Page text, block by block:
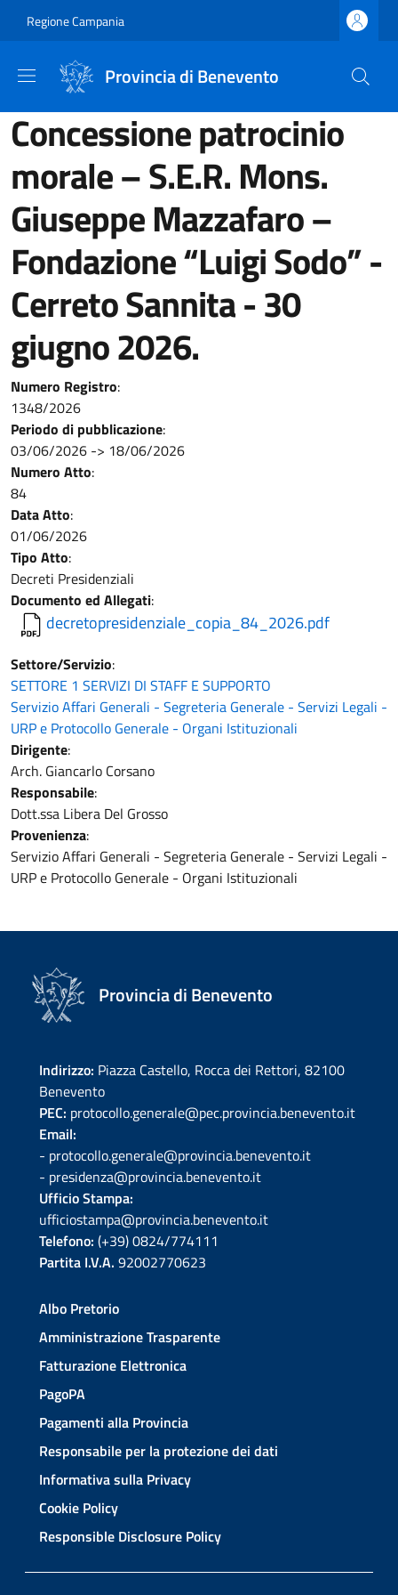
Regione Campania
Provincia di Benevento
Concessione patrocinio
morale – S.E.R. Mons.
Giuseppe Mazzafaro –
Fondazione “Luigi Sodo” -
Cerreto Sannita - 30
giugno 2026.
Numero Registro:
1348/2026
Periodo di pubblicazione:
03/06/2026 -> 18/06/2026
Numero Atto:
84
Data Atto:
01/06/2026
Tipo Atto:
Decreti Presidenziali
Documento ed Allegati:
decretopresidenziale_copia_84_2026.pdf
Settore/Servizio:
SETTORE 1 SERVIZI DI STAFF E SUPPORTO
Servizio Affari Generali - Segreteria Generale - Servizi Legali -
URP e Protocollo Generale - Organi Istituzionali
Dirigente:
Arch. Giancarlo Corsano
Responsabile:
Dott.ssa Libera Del Grosso
Provenienza:
Servizio Affari Generali - Segreteria Generale - Servizi Legali -
URP e Protocollo Generale - Organi Istituzionali
Provincia di Benevento
Indirizzo: Piazza Castello, Rocca dei Rettori, 82100
Benevento
PEC: protocollo.generale@pec.provincia.benevento.it
Email:
- protocollo.generale@provincia.benevento.it
- presidenza@provincia.benevento.it
Ufficio Stampa:
ufficiostampa@provincia.benevento.it
Telefono: (+39) 0824/774111
Partita I.V.A. 92002770623
Albo Pretorio
Amministrazione Trasparente
Fatturazione Elettronica
PagoPA
Pagamenti alla Provincia
Responsabile per la protezione dei dati
Informativa sulla Privacy
Cookie Policy
Responsible Disclosure Policy